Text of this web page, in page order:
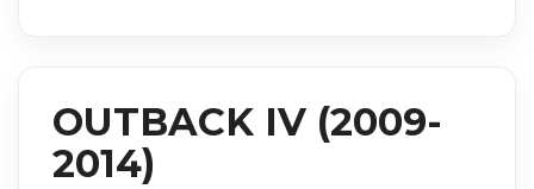
OUTBACK IV (2009-
2014)